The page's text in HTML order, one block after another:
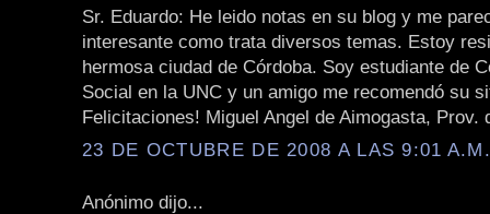
Sr. Eduardo: He leido notas en su blog y me
interesante como trata diversos temas. Estoy
hermosa ciudad de Córdoba. Soy estudiante de
Social en la UNC y un amigo me recomendó su
Felicitaciones! Miguel Angel de Aimogasta, Prov.
23 DE OCTUBRE DE 2008 A LAS 9:01
Anónimo dijo...